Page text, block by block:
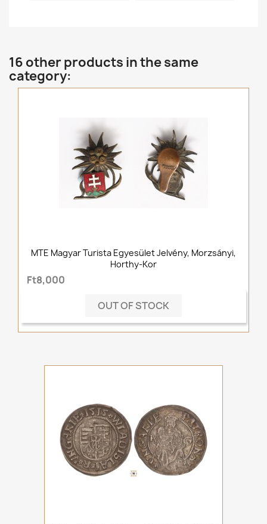
16 other products in the same
category:
MTE Magyar Turista Egyesület Jelvény, Morzsányi,
Horthy-Kor
Ft8,000
OUT OF STOCK